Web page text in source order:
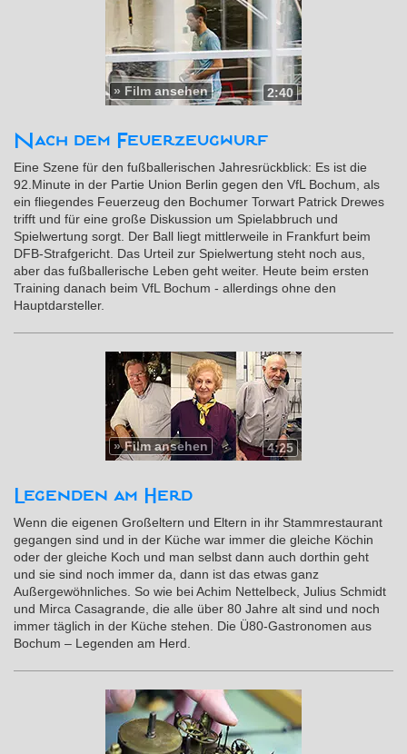
2:40
» Film ansehen
Nach dem Feuerzeugwurf
Eine Szene für den fußballerischen Jahresrückblick: Es ist die
92.Minute in der Partie Union Berlin gegen den VfL Bochum, als
ein fliegendes Feuerzeug den Bochumer Torwart Patrick Drewes
trifft und für eine große Diskussion um Spielabbruch und
Spielwertung sorgt. Der Ball liegt mittlerweile in Frankfurt beim
DFB-Strafgericht. Das Urteil zur Spielwertung steht noch aus,
aber das fußballerische Leben geht weiter. Heute beim ersten
Training danach beim VfL Bochum - allerdings ohne den
Hauptdarsteller.
4:25
»Film ansehen
Legenden am Herd
Wenn die eigenen Großeltern und Eltern in ihr Stammrestaurant
gegangen sind und in der Küche war immer die gleiche Köchin
oder der gleiche Koch und man selbst dann auch dorthin geht
und sie sind noch immer da, dann ist das etwas ganz
Außergewöhnliches. So wie bei Achim Nettelbeck, Julius Schmidt
und Mirca Casagrande, die alle über 80 Jahre alt sind und noch
immer täglich in der Küche stehen. Die Ü80-Gastronomen aus
Bochum – Legenden am Herd.